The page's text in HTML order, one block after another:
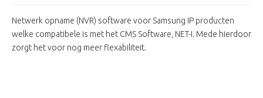
Netwerk opname (NVR) software voor Samsung IP producten
welke compatibele is met het CMS Software, NET-I. Mede hierdoor
zorgt het voor nog meer flexabiliteit.